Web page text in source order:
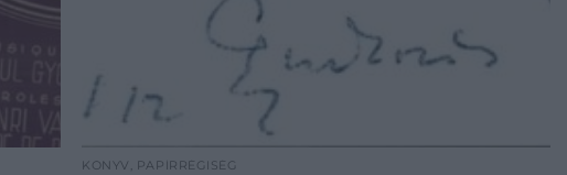
KÖNYV, PAPÍRRÉGISÉG